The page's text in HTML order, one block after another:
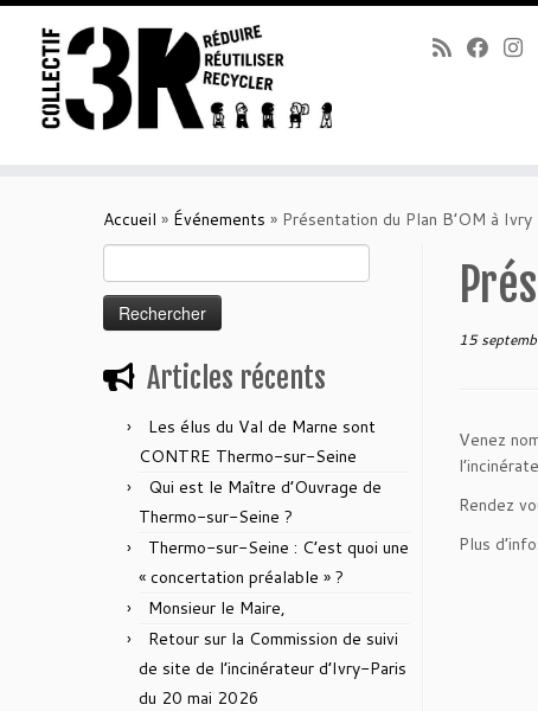
Accueil » Événements » Présentation du Plan B’OM à
Articles récents
Les élus du Val de Marne sont
CONTRE Thermo-sur-Seine
Qui est le Maître d’Ouvrage de
Thermo-sur-Seine ?
Thermo-sur-Seine : C’est quoi une
« concertation préalable » ?
Monsieur le Maire,
Retour sur la Commission de suivi
de site de l’incinérateur d’Ivry-Paris
du 20 mai 2026
15
Venez
Rendez
Plus